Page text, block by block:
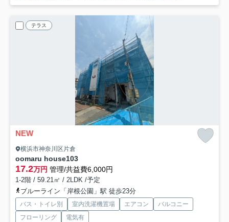
テラス
NEW
横浜市神奈川区片倉
oomaru house103
17.2万円 管理/共益費6,000円
1-2階 / 59.21㎡ / 2LDK /予定
ブルーライン「岸根公園」駅 徒歩23分
バス・トイレ別 室内洗濯機置場 エアコン
バルコニー
フローリング
電気有